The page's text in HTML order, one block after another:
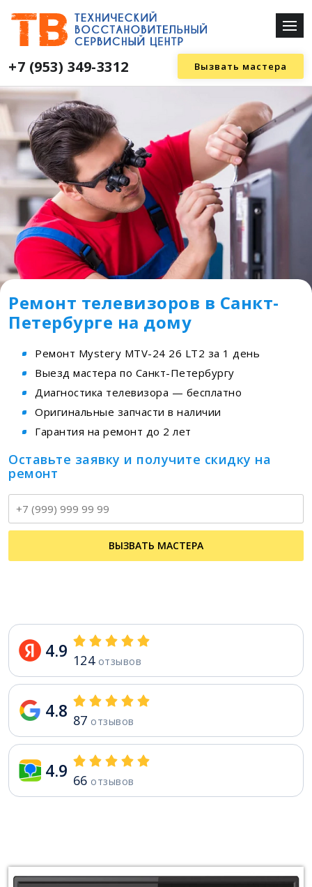
+7 (953) 349-3312 Вызвать мастера
Ремонт телевизоров в Санкт-
Петербурге на дому
Ремонт Mystery MTV-24 26 LT2 за 1 день
Выезд мастера по Санкт-Петербургу
Диагностика телевизора — бесплатно
Оригинальные запчасти в наличии
Гарантия на ремонт до 2 лет
Оставьте заявку и получите скидку на
ремонт
ВЫЗВАТЬ МАСТЕРА
4.9 124отзывов
4.8 87 отзывов
4.9 66 отзывов